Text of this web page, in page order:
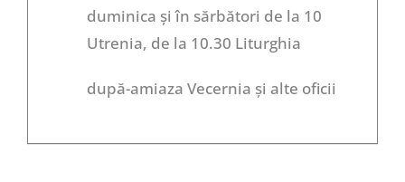
duminica și în sărbători de la 10
Utrenia, de la 10.30 Liturghia
după-amiaza Vecernia și alte oficii